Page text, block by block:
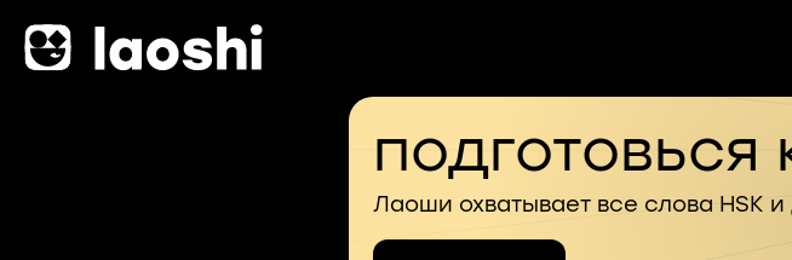
подготовься
Лаоши охватывает все слова HSK